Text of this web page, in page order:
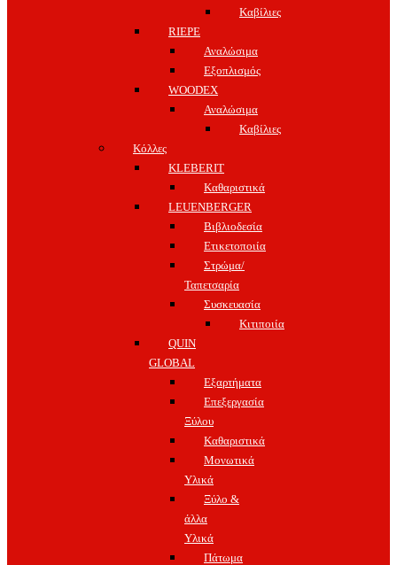
Καβίλιες
RIEPE
Αναλώσιμα
Εξοπλισμός
WOODEX
Αναλώσιμα
Καβίλιες
Κόλλες
KLEBERIT
Καθαριστικά
LEUENBERGER
Βιβλιοδεσία
Ετικετοποιία
Στρώμα/
Ταπετσαρία
Συσκευασία
Κιτιποιία
QUIN
GLOBAL
Εξαρτήματα
Επεξεργασία
Ξύλου
Καθαριστικά
Μονωτικά
Υλικά
Ξύλο &
άλλα
Υλικά
Πάτωμα